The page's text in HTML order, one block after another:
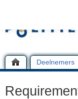
Deelnemers